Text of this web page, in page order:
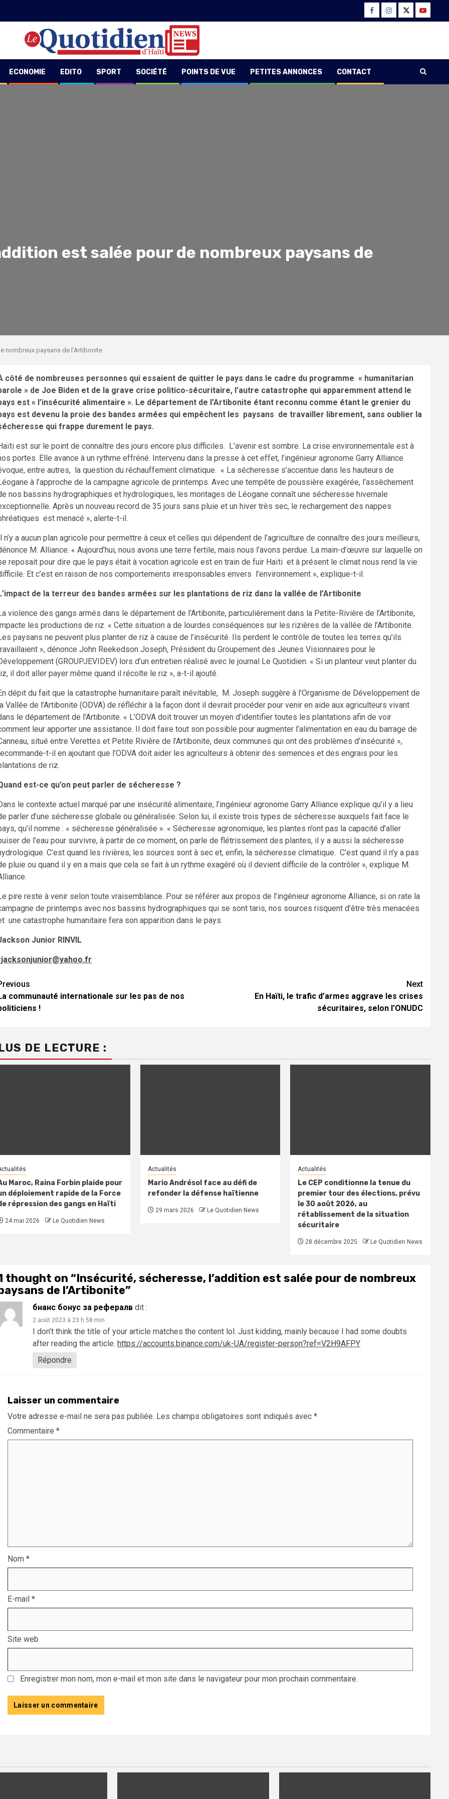
Facebook
Instagram
TwitterYoutube
ECONOMIE EDITO SPORT SOCIÉTÉ POINTS DE VUE PETITES ANNONCES CONTACT
est salée pour de nombreux paysans de
nombreux paysans de l’Artibonite
côté de nombreuses personnes qui essaient de quitter le pays dans le cadre du programme « humanitarian
» de Joe Biden et de la grave crise politico-sécuritaire, l’autre catastrophe qui apparemment attend le
est « l’insécurité alimentaire ». Le département de l’Artibonite étant reconnu comme étant le grenier du
est devenu la proie des bandes armées qui empêchent les paysans de travailler librement, sans oublier la
qui frappe durement le pays.
est sur le point de connaître des jours encore plus difficiles. L’avenir est sombre. La crise environnementale est à
portes. Elle avance à un rythme effréné. Intervenu dans la presse à cet effet, l’ingénieur agronome Garry Alliance
entre autres, la question du réchauffement climatique. « La sécheresse s’accentue dans les hauteurs de
à l’approche de la campagne agricole de printemps. Avec une tempête de poussière exagérée, l’assèchement
nos bassins hydrographiques et hydrologiques, les montages de Léogane connaît une sécheresse hivernale
Après un nouveau record de 35 jours sans pluie et un hiver très sec, le rechargement des nappes
est menacé », alerte-t-il.
n’y a aucun plan agricole pour permettre à ceux et celles qui dépendent de l’agriculture de connaître des jours meilleurs,
M. Alliance. « Aujourd’hui, nous avons une terre fertile, mais nous l’avons perdue. La main-d’œuvre sur laquelle on
reposait pour dire que le pays était à vocation agricole est en train de fuir Haïti et à présent le climat nous rend la vie
Et c’est en raison de nos comportements irresponsables envers l’environnement », explique-t-il.
de la terreur des bandes armées sur les plantations de riz dans la vallée de l’Artibonite
violence des gangs armés dans le département de l’Artibonite, particulièrement dans la Petite-Rivière de l’Artibonite,
les productions de riz. « Cette situation a de lourdes conséquences sur les rizières de la vallée de l’Artibonite.
paysans ne peuvent plus planter de riz à cause de l’insécurité. Ils perdent le contrôle de toutes les terres qu’ils
», dénonce John Reekedson Joseph, Président du Groupement des Jeunes Visionnaires pour le
(GROUPJEVIDEV) lors d’un entretien réalisé avec le journal Le Quotidien. « Si un planteur veut planter du
il doit aller payer même quand il récolte le riz », a-t-il ajouté.
dépit du fait que la catastrophe humanitaire paraît inévitable, M. Joseph suggère à l’Organisme de Développement de
Vallée de l’Artibonite (ODVA) de réfléchir à la façon dont il devrait procéder pour venir en aide aux agriculteurs vivant
le département de l’Artibonite. « L’ODVA doit trouver un moyen d’identifier toutes les plantations afin de voir
leur apporter une assistance. Il doit faire tout son possible pour augmenter l’alimentation en eau du barrage de
situé entre Verettes et Petite Rivière de l’Artibonite, deux communes qui ont des problèmes d’insécurité »,
t-il en ajoutant que l’ODVA doit aider les agriculteurs à obtenir des semences et des engrais pour les
de riz.
est-ce qu’on peut parler de sécheresse ?
le contexte actuel marqué par une insécurité alimentaire, l’ingénieur agronome Garry Alliance explique qu’il y a lieu
parler d’une sécheresse globale ou généralisée. Selon lui, il existe trois types de sécheresse auxquels fait face le
qu’il nomme : « sécheresse généralisée ». « Sécheresse agronomique, les plantes n’ont pas la capacité d’aller
de l’eau pour survivre, à partir de ce moment, on parle de flétrissement des plantes, il y a aussi la sécheresse
C’est quand les rivières, les sources sont à sec et, enfin, la sécheresse climatique. C’est quand il n’y a pas
pluie ou quand il y en a mais que cela se fait à un rythme exagéré où il devient difficile de la contrôler », explique M.
pire reste à venir selon toute vraisemblance. Pour se référer aux propos de l’ingénieur agronome Alliance, si on rate la
de printemps avec nos bassins hydrographiques qui se sont taris, nos sources risquent d’être très menacées
une catastrophe humanitaire fera son apparition dans le pays.
Junior RINVIL
communauté internationale sur les pas de nos
!
Next
En Haïti, le trafic d’armes aggrave les crises
sécuritaires, selon l’ONUDC
DE LECTURE :
Maroc, Raina Forbin plaide pour
déploiement rapide de la Force
répression des gangs en Haïti
24 mai 2026 Le Quotidien News
Actualités
Mario Andrésol face au défi de
refonder la défense haïtienne
29 mars 2026 Le Quotidien News
Actualités
Le CEP conditionne la tenue du
premier tour des élections, prévu
le 30 août 2026, au
rétablissement de la situation
sécuritaire
28 décembre 2025 Le Quotidien News
thought on “Insécurité, sécheresse, l’addition est salée pour de nombreux
de l’Artibonite”
бнанс бонус за рефералв dit :
2 août 2023 à 23 h 58 min
I don’t think the title of your article matches the content lol. Just kidding, mainly because I had some doubts
after reading the article. https://accounts.binance.com/uk-UA/register-person?ref=V2H9AFPY
Répondre
Laisser un commentaire
Votre adresse e-mail ne sera pas publiée. Les champs obligatoires sont indiqués avec *
Commentaire *
Nom *
E-mail *
Site web
Enregistrer mon nom, mon e-mail et mon site dans le navigateur pour mon prochain commentaire.